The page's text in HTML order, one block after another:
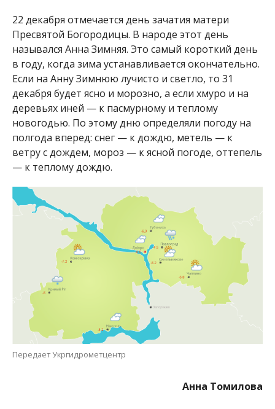
22 декабря отмечается день зачатия матери
Пресвятой Богородицы. В народе этот день
назывался Анна Зимняя. Это самый короткий день
в году, когда зима устанавливается окончательно.
Если на Анну Зимнюю лучисто и светло, то 31
декабря будет ясно и морозно, а если хмуро и на
деревьях иней — к пасмурному и теплому
новогодью. По этому дню определяли погоду на
полгода вперед: снег — к дождю, метель — к
ветру с дождем, мороз — к ясной погоде, оттепель
— к теплому дождю.
Передает Укргидрометцентр
Анна Томилова